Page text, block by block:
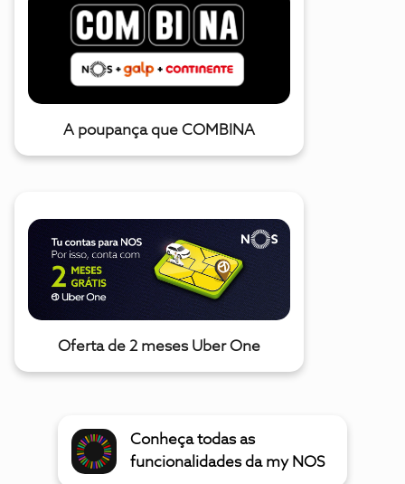
A poupança que COMBINA
Oferta de 2 meses Uber One
Conheça todas as
funcionalidades da my NOS